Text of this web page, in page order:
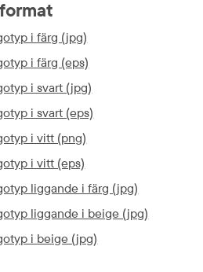
i färg (jpg)
i färg (eps)
i svart (jpg)
i svart (eps)
i vitt (png)
i vitt (eps)
liggande i färg (jpg)
liggande i beige (jpg)
i beige (jpg)